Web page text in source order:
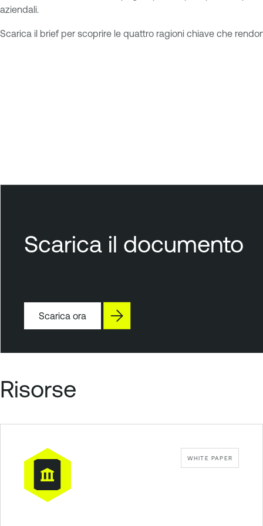
aziendali.
Scarica il brief per scoprire le quattro ragioni chiave che
Scarica il documento
Scarica ora
Risorse
WHITE PAPER